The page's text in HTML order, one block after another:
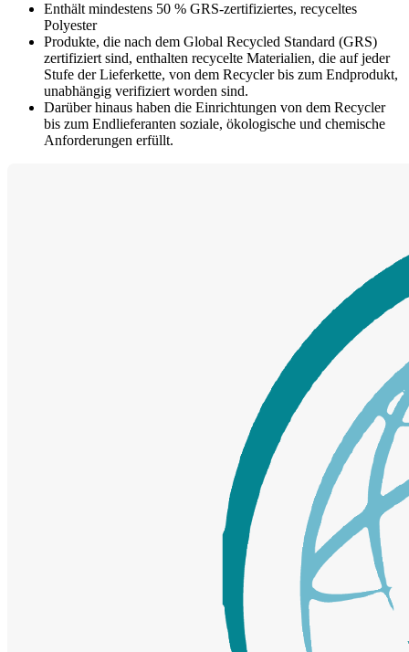
Enthält mindestens 50 % GRS-zertifiziertes, recyceltes
Polyester
Produkte, die nach dem Global Recycled Standard (GRS)
zertifiziert sind, enthalten recycelte Materialien, die auf jeder
Stufe der Lieferkette, von dem Recycler bis zum Endprodukt,
unabhängig verifiziert worden sind.
Darüber hinaus haben die Einrichtungen von dem Recycler
bis zum Endlieferanten soziale, ökologische und chemische
Anforderungen erfüllt.